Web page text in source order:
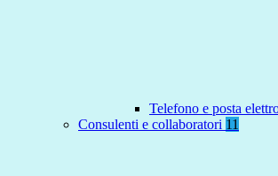
Telefono e posta
Consulenti e collaboratori 11